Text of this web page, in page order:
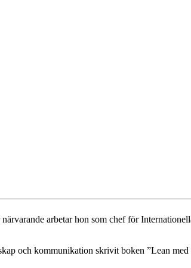
arbetar hon som chef för
och kommunikation skrivit boken ”Lean